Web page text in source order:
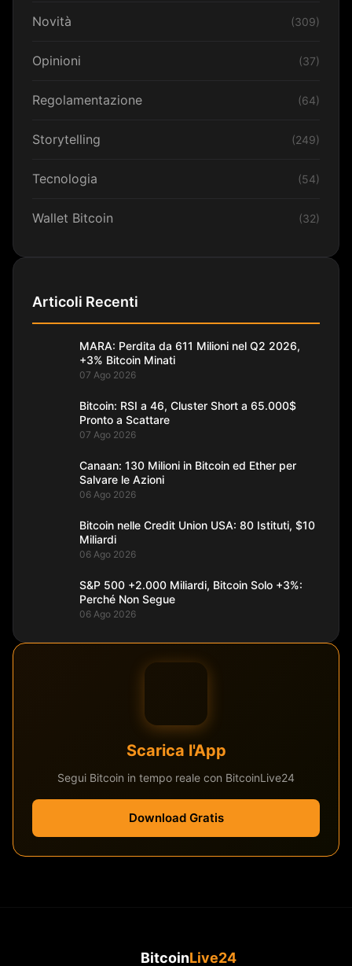
Novità (309)
Opinioni (37)
Regolamentazione (64)
Storytelling (249)
Tecnologia (54)
Wallet Bitcoin (32)
Articoli Recenti
MARA: Perdita da 611 Milioni nel Q2 2026,
+3% Bitcoin Minati
07 Ago 2026
Bitcoin: RSI a 46, Cluster Short a 65.000$
Pronto a Scattare
07 Ago 2026
Canaan: 130 Milioni in Bitcoin ed Ether per
Salvare le Azioni
06 Ago 2026
Bitcoin nelle Credit Union USA: 80 Istituti, $10
Miliardi
06 Ago 2026
S&P 500 +2.000 Miliardi, Bitcoin Solo +3%:
Perché Non Segue
06 Ago 2026
Scarica l'App
Segui Bitcoin in tempo reale con BitcoinLive24
Download Gratis
BitcoinLive24